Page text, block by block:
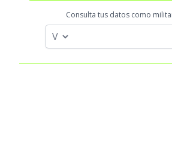
Consulta tus datos como